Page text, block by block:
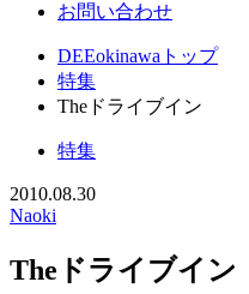
お問い合わせ
DEEokinawaトップ
特集
Theドライブイン
特集
2010.08.30
Naoki
Theドライブイン